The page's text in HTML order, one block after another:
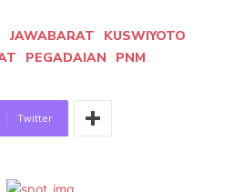
JAWABARAT
KUSWIYOTO
PEGADAIAN PNM
Twitter